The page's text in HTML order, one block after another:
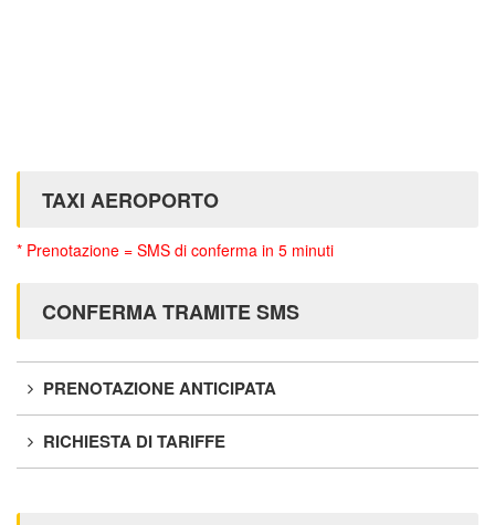
TAXI AEROPORTO
* Prenotazione = SMS di conferma in 5 minuti
CONFERMA TRAMITE SMS
PRENOTAZIONE ANTICIPATA
RICHIESTA DI TARIFFE